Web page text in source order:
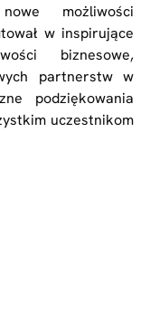
możliwości
w inspirujące
biznesowe,
partnerstw w
podziękowania
uczestnikom